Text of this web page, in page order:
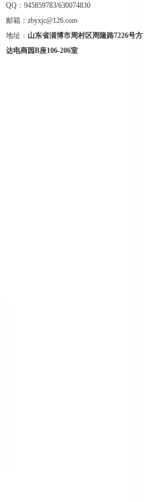
QQ：945859783/630074830
邮箱：zbyxjc@126.com
地址： 山东省淄博市周村区周隆路7226号方
达电商园B座106-206室